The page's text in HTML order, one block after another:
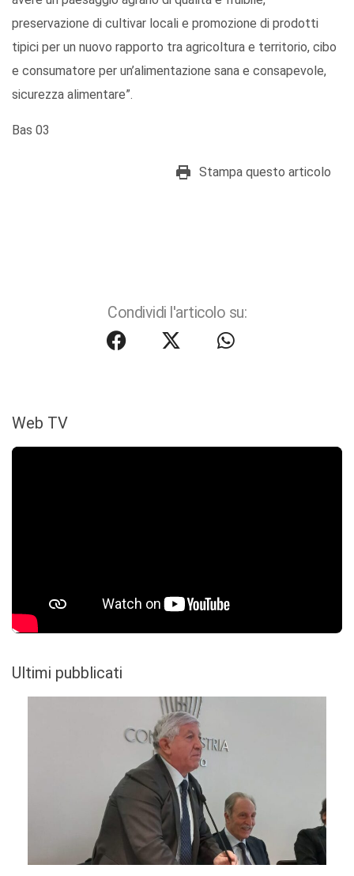
preservazione di cultivar locali e promozione di prodotti
tipici per un nuovo rapporto tra agricoltura e territorio, cibo
e consumatore per un’alimentazione sana e consapevole,
sicurezza alimentare”.
Bas 03
Stampa questo articolo
Condividi l'articolo su:
Web TV
Ultimi pubblicati